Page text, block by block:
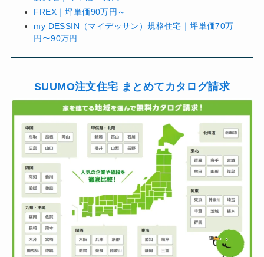
FREX｜坪単価90万円～
my DESSIN（マイデッサン）規格住宅｜坪単価70万
円〜90万円
SUUMO注文住宅 まとめてカタログ請求